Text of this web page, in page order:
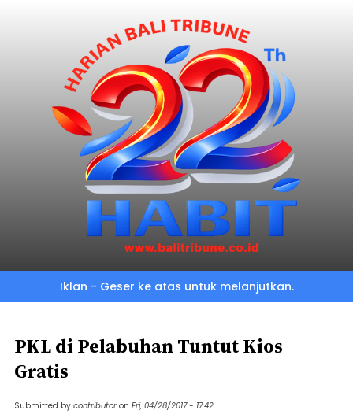
Iklan - Geser ke atas untuk melanjutkan.
PKL di Pelabuhan Tuntut Kios
Gratis
Submitted by contributor on Fri, 04/28/2017 - 17:42